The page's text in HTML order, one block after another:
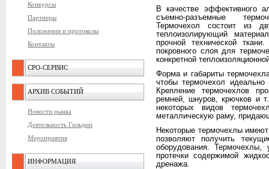
Конкурсы
Партнеры
Положения и протоколы
Контакты
СРО-СЕРВИС
АРХИВ СОБЫТИЙ
Новости рынка
Деятельность Гильдии
Мероприятия
ИНФОРМАЦИЯ
В качестве эффективного
съемно-разъемные
Термочехол состоит из
теплоизолирующий
прочной технической
покровного слоя для
конкретной
Форма и габариты
чтобы термочехол
Крепление термочехлов
ремней, шнуров, крючков и
некоторых видов
металлическую раму,
Некоторые термочехлы
позволяют получить
оборудования. Термочехлы,
протечки содержимой
дренажа.